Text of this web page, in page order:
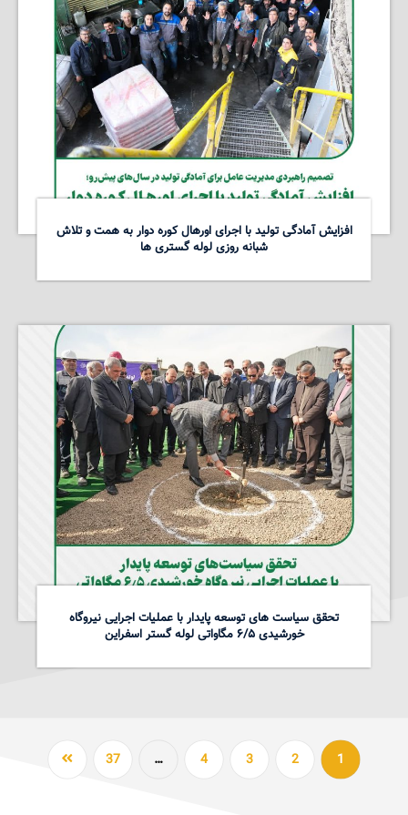
افزایش آمادگی تولید با اجرای اورهال کوره دوار به همت و تلاش
شبانه روزی لوله گستری ها
تحقق سیاست های توسعه پایدار با عملیات اجرایی نیروگاه
خورشیدی ۶/۵ مگاواتی لوله گستر اسفراین
1
2
3
4
…
37